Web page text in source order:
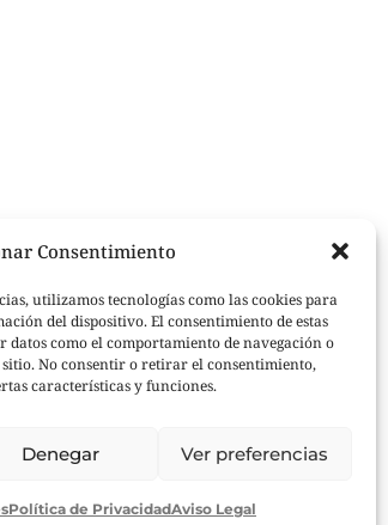
Consentimiento
utilizamos tecnologías como las cookies para
del dispositivo. El consentimiento de estas
como el comportamiento de navegación o
No consentir o retirar el consentimiento,
características y funciones.
Denegar Ver preferencias
Política de PrivacidadAviso Legal
Legal|Política de Privacidad